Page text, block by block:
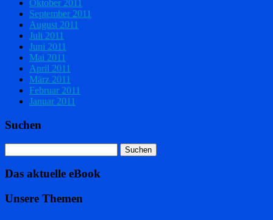
Oktober 2011
September 2011
August 2011
Juli 2011
Juni 2011
Mai 2011
April 2011
März 2011
Februar 2011
Januar 2011
Suchen
Das aktuelle eBook
Unsere Themen